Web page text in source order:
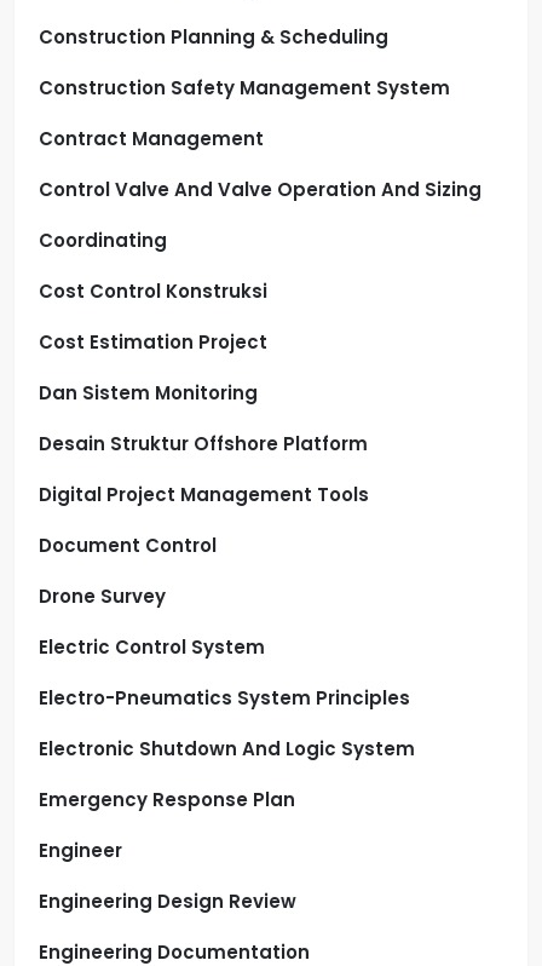
Construction Planning & Scheduling
Construction Safety Management System
Contract Management
Control Valve And Valve Operation And Sizing
Coordinating
Cost Control Konstruksi
Cost Estimation Project
Dan Sistem Monitoring
Desain Struktur Offshore Platform
Digital Project Management Tools
Document Control
Drone Survey
Electric Control System
Electro-Pneumatics System Principles
Electronic Shutdown And Logic System
Emergency Response Plan
Engineer
Engineering Design Review
Engineering Documentation